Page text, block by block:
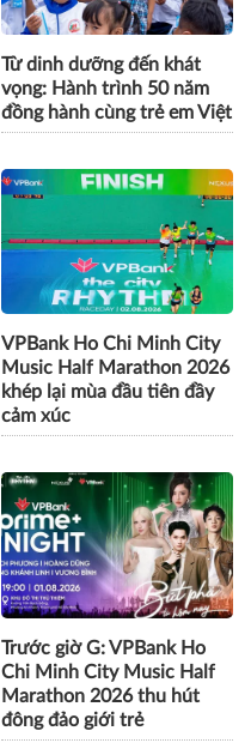
Từ dinh dưỡng đến khát
vọng: Hành trình 50 năm
đồng hành cùng trẻ em Việt
VPBank Ho Chi Minh City
Music Half Marathon 2026
khép lại mùa đầu tiên đầy
cảm xúc
Trước giờ G: VPBank Ho
Chi Minh City Music Half
Marathon 2026 thu hút
đông đảo giới trẻ